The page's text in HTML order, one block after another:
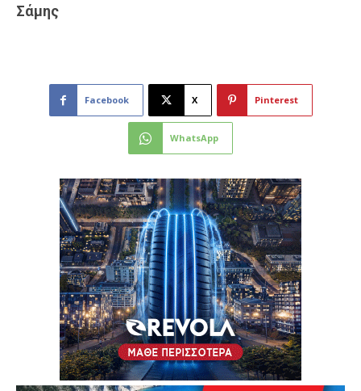
Σάμης
Facebook X Pinterest
WhatsApp